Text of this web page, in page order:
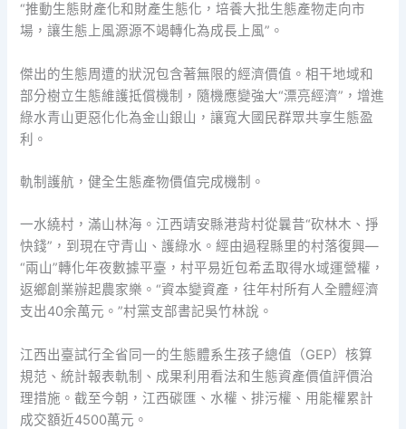
“推動生態財產化和財產生態化，培養大批生態產物走向市
場，讓生態上風源源不竭轉化為成長上風”。
傑出的生態周遭的狀況包含著無限的經濟價值。相干地域和
部分樹立生態維護抵償機制，隨機應變強大“漂亮經濟”，增進
綠水青山更惡化化為金山銀山，讓寬大國民群眾共享生態盈
利。
軌制護航，健全生態產物價值完成機制。
一水繞村，滿山林海。江西靖安縣港背村從曩昔“砍林木、掙
快錢”，到現在守青山、護綠水。經由過程縣里的村落復興—
“兩山”轉化年夜數據平臺，村平易近包希孟取得水域運營權，
返鄉創業辦起農家樂。“資本變資產，往年村所有人全體經濟
支出40余萬元。”村黨支部書記吳竹林說。
江西出臺試行全省同一的生態體系生孩子總值（GEP）核算
規范、統計報表軌制、成果利用看法和生態資產價值評價治
理措施。截至今朝，江西碳匯、水權、排污權、用能權累計
成交額近4500萬元。